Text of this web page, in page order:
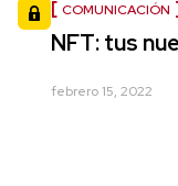
COMUNICACIÓN
NFT: tus
febrero 15, 2022